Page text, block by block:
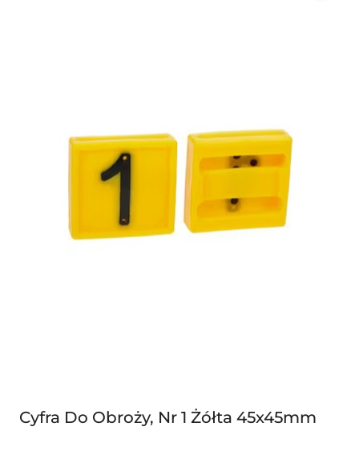
Cyfra Do Obroży, Nr 1 Żółta 45x45mm